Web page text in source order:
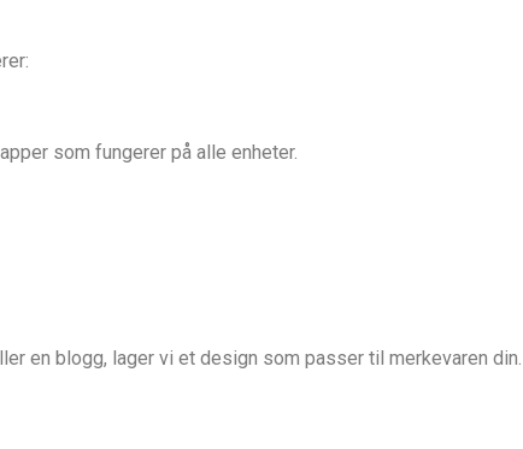
som fungerer på alle enheter.
en blogg, lager vi et design som passer til merkevaren din.